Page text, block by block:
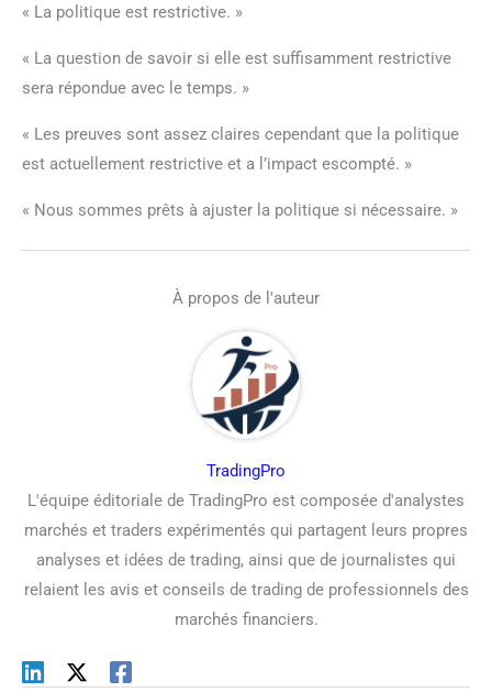
« La politique est restrictive. »
« La question de savoir si elle est suffisamment restrictive
sera répondue avec le temps. »
« Les preuves sont assez claires cependant que la politique
est actuellement restrictive et a l’impact escompté. »
« Nous sommes prêts à ajuster la politique si nécessaire. »
À propos de l'auteur
TradingPro
L'équipe éditoriale de TradingPro est composée d'analystes
marchés et traders expérimentés qui partagent leurs propres
analyses et idées de trading, ainsi que de journalistes qui
relaient les avis et conseils de trading de professionnels des
marchés financiers.